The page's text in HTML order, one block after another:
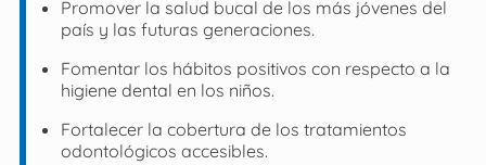
Promover la salud bucal de los más jóvenes del
país y las futuras generaciones.
Fomentar los hábitos positivos con respecto a la
higiene dental en los niños.
Fortalecer la cobertura de los tratamientos
odontológicos accesibles.